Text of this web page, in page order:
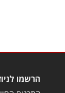
הרשמו